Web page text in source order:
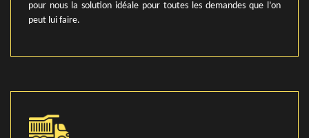
pour nous la solution idéale pour toutes les demandes que l’on
peut lui faire.